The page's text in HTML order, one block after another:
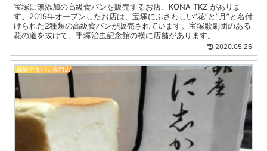
宝塚に無添加の高級食パンを販売するお店、KONA TKZ がありま
す。2019年オープンしたお店は、宝塚にふさわしい”花”と”月”と名付
けられた2種類の高級食パンが販売されています。宝塚歌劇団のある
花の道を抜けて、手塚治虫記念館の横に店舗があります。
2020.05.26
高級生食パン専門店